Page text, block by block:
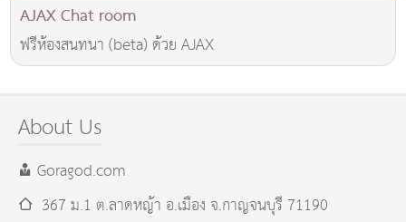
AJAX Chat room
ฟรีห้องสนทนา (beta) ด้วย AJAX
About Us
Goragod.com
367 ม.1 ต.ลาดหญ้า อ.เมืองจ.กาญจนบุรี 71190